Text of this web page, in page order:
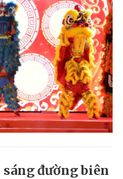
đường biên